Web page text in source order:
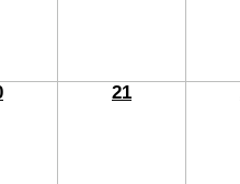
21